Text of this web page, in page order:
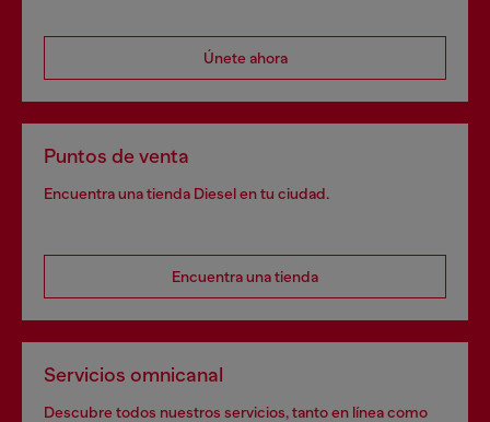
Únete ahora
Puntos de venta
Encuentra una tienda Diesel en tu ciudad.
Encuentra una tienda
Servicios omnicanal
Descubre todos nuestros servicios, tanto en línea como